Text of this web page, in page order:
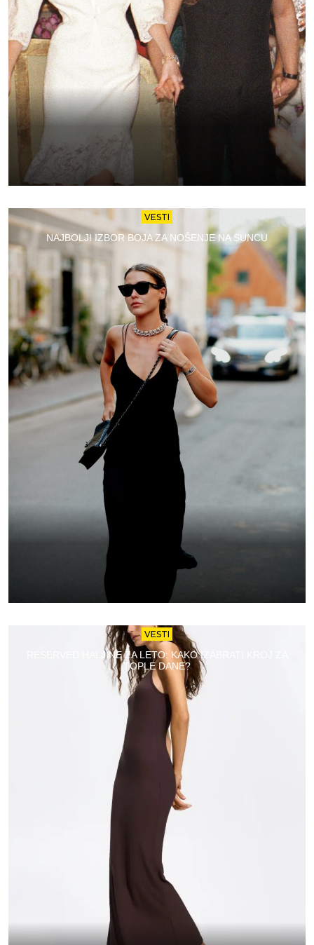
VESTI
NAJBOLJI IZBOR BOJA ZA NOŠENJE NA SUNCU
VESTI
RESERVED HALJINE ZA LETO: KAKO IZABRATI KROJ ZA
TOPLE DANE?